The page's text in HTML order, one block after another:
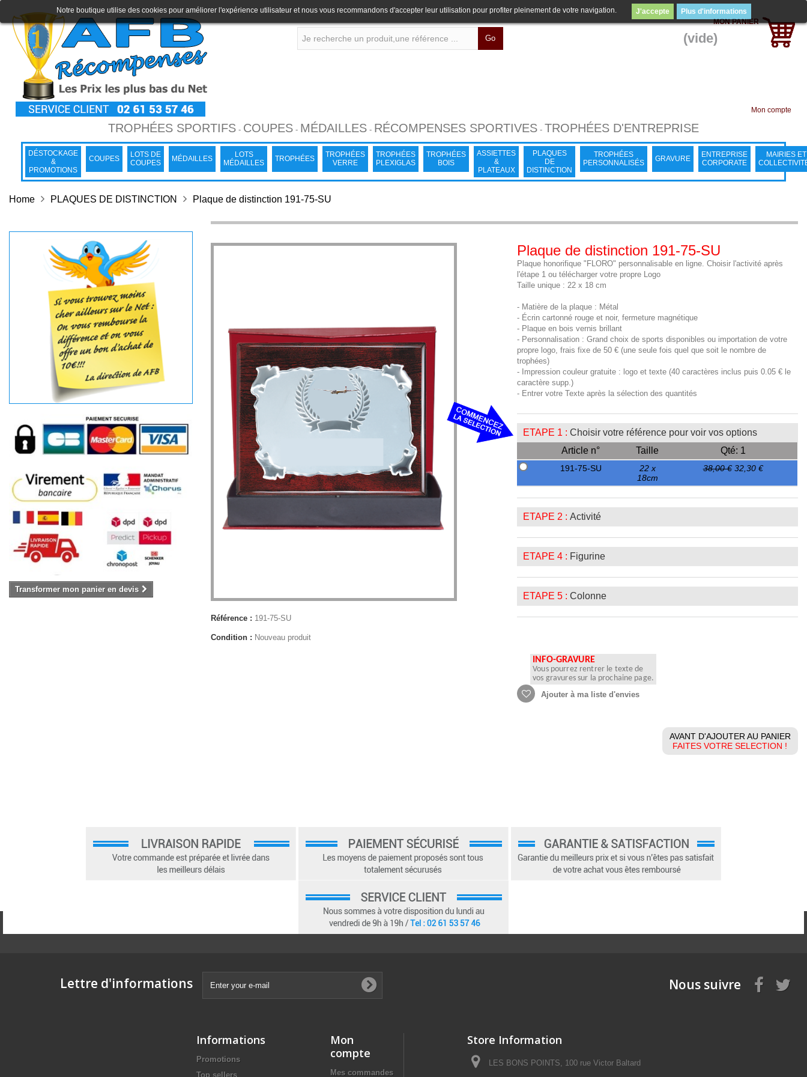
Go
MON PANIER
(vide)
Mon compte
TROPHÉES SPORTIFS- COUPES- MÉDAILLES- RÉCOMPENSES SPORTIVES- TROPHÉES D'ENTREPRISE
DÉSTOCKAGE
&
PROMOTIONS
COUPES
LOTS DE
COUPES
MÉDAILLES
LOTS
MÉDAILLES
TROPHÉES
TROPHÉES
VERRE
TROPHÉES
PLEXIGLAS
TROPHÉES
BOIS
ASSIETTES
&
PLATEAUX
PLAQUES
DE
DISTINCTION
TROPHÉES
PERSONNALISÉS
GRAVURE
ENTREPRISE
CORPORATE
MAIRIES ET
Notre boutique utilise des cookies pour améliorer l'expérience utilisateur et nous vous recommandons d'accepter leur utilisation pour profiter pleinement de votre navigation. J'accepte Plus d'informations
Home PLAQUES DE DISTINCTION Plaque de distinction 191-75-SU
Transformer mon panier en devis
Référence : 191-75-SU
Condition : Nouveau produit
Plaque de distinction 191-75-SU
Plaque honorifique "FLORO" personnalisable en ligne. Choisir l'activité après
l'étape 1 ou télécharger votre propre Logo
Taille unique : 22 x 18 cm
- Matière de la plaque : Métal
- Écrin cartonné rouge et noir, fermeture magnétique
- Plaque en bois vernis brillant
- Personnalisation : Grand choix de sports disponibles ou importation de votre
propre logo, frais fixe de 50 € (une seule fois quel que soit le nombre de
trophées)
- Impression couleur gratuite : logo et texte (40 caractères inclus puis 0.05 € le
caractère supp.)
- Entrer votre Texte après la sélection des quantités
ETAPE 1 : Choisir votre référence pour voir vos options
Article n°
Taille Qté: 1
191-75-SU
22 x
18cm
38,00 € 32,30 €
ETAPE 2 : Activité
ETAPE 4 : Figurine
ETAPE 5 : Colonne
INFO-GRAVURE
Vous pourrez rentrer le texte de
vos gravures sur la prochaine page.
Ajouter à ma liste d'envies
AVANT D'AJOUTER AU PANIER
FAITES VOTRE SELECTION !
Lettre d'informations Nous suivre
Informations
Promotions
Top sellers
Mon
compte
Mes commandes
Store Information
LES BONS POINTS, 100 rue Victor Baltard